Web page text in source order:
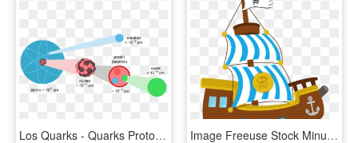
Los Quarks - Quarks Protones Neutrones Y Los Leptones, HD Png Download Image Freeuse Stock Minus Selma De Avila Bueno My Kids - Jake Y Los Piratas De Nunca Jamás Barco, HD Png Download